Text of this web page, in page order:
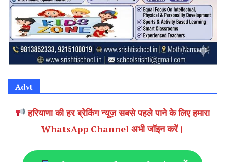
Advt
हरियाणा की हर ब्रेकिंग न्यूज़ सबसे पहले पाने के लिए हमारा
WhatsApp Channel अभी जॉइन करें।